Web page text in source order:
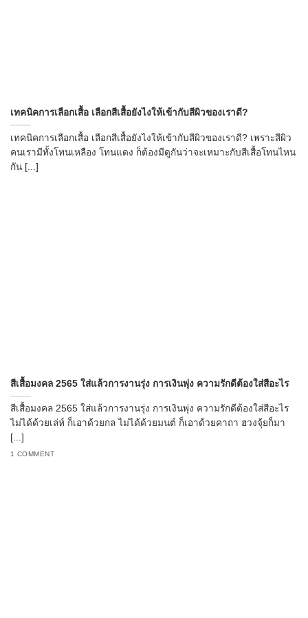
เทคนิคการเลือกเสื้อ เลือกสีเสื้อยังไงให้เข้ากับสีผิวของเราดี?
เทคนิคการเลือกเสื้อ เลือกสีเสื้อยังไงให้เข้ากับสีผิวของเราดี? เพราะสีผิว
คนเรามีทั้งโทนเหลือง โทนแดง ก็ต้องมีดูกันว่าจะเหมาะกับสีเสื้อโทนไหน
กัน [...]
สีเสื้อมงคล 2565 ใส่แล้วการงานรุ่ง การเงินพุ่ง ความรักดีต้องใส่สีอะไร
สีเสื้อมงคล 2565 ใส่แล้วการงานรุ่ง การเงินพุ่ง ความรักดีต้องใส่สีอะไร
ไม่ได้ด้วยเล่ห์ ก็เอาด้วยกล ไม่ได้ด้วยมนต์ ก็เอาด้วยคาถา ฮวงจุ้ยก็มา
[...]
1 COMMENT